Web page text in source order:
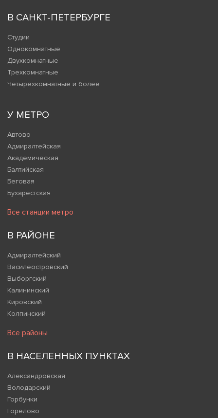
В САНКТ-ПЕТЕРБУРГЕ
Студии
Однокомнатные
Двухкомнатные
Трехкомнатные
Четырехкомнатные и более
У МЕТРО
Автово
Адмиралтейская
Академическая
Балтийская
Беговая
Бухарестская
Все станции метро
В РАЙОНЕ
Адмиралтейский
Василеостровский
Выборгский
Калининский
Кировский
Колпинский
Все районы
В НАСЕЛЕННЫХ ПУНКТАХ
Александровская
Володарский
Горбунки
Горелово